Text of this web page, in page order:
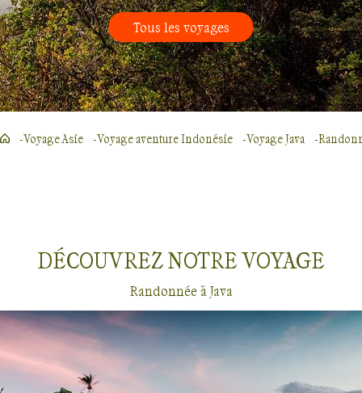
Tous les voyages
Voyage Asie Voyage aventure Indonésie Voyage Java
DÉCOUVREZ NOTREVOYAGE
Randonnée à Java